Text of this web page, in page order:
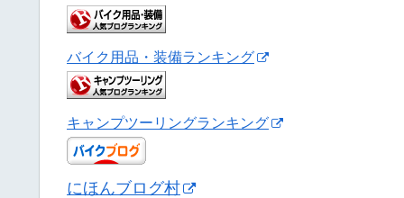
バイク用品・装備ランキング
キャンプツーリングランキング
にほんブログ村